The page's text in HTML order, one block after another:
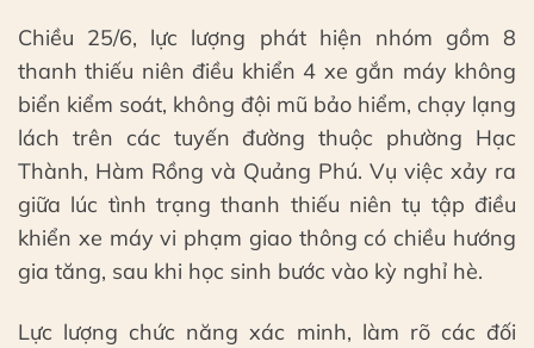
Chiều 25/6, lực lượng phát hiện nhóm gồm 8
thanh thiếu niên điều khiển 4 xe gắn máy không
biển kiểm soát, không đội mũ bảo hiểm, chạy lạng
lách trên các tuyến đường thuộc phường Hạc
Thành, Hàm Rồng và Quảng Phú. Vụ việc xảy ra
giữa lúc tình trạng thanh thiếu niên tụ tập điều
khiển xe máy vi phạm giao thông có chiều hướng
gia tăng, sau khi học sinh bước vào kỳ nghỉ hè.
Lực lượng chức năng xác minh, làm rõ các đối